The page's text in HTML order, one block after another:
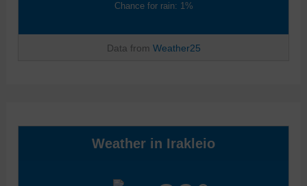
Chance for rain: 1%
Data from Weather25
Weather in Irakleio